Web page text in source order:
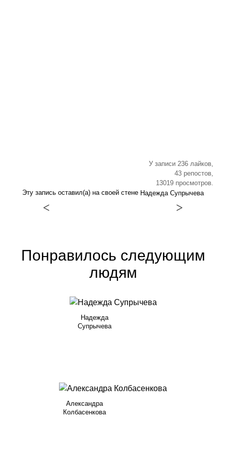
У записи 236 лайков,
43 репостов,
13019 просмотров.
Эту запись оставил(а) на своей стене Надежда Супрычева
< >
Понравилось следующим
людям
Надежда
Супрычева
Александра
Колбасенкова